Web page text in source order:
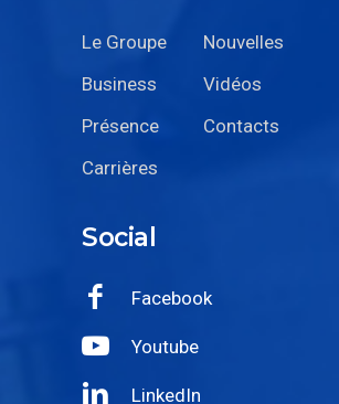
Le Groupe
Nouvelles
Business
Vidéos
Présence
Contacts
Carrières
Social
Facebook
Youtube
LinkedIn